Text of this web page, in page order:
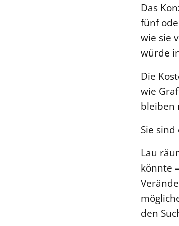
Das
fünf
wie sie
würde
Die
wie
bleiben
Sie
Lau
könnte
den